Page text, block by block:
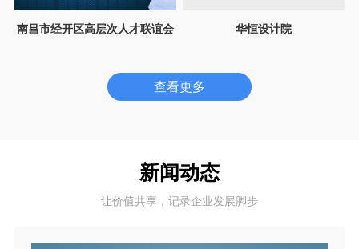
南昌市经开区高层次人才联谊会 华恒设计院
查看更多
新闻动态
让价值共享，记录企业发展脚步